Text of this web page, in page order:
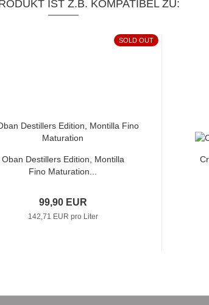
IST Z.B. KOMPATIBEL ZU:
SOLD OUT
Oban Destillers Edition, Montilla
Fino Maturation...
99,90 EUR
142,71 EUR pro Liter